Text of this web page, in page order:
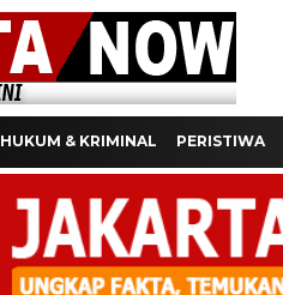
HUKUM & KRIMINAL PERISTIWA